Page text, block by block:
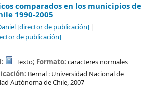
comparados en los municipios de
1990-2005
[director de publicación]
de publicación]
Texto; Formato: caracteres normales
Bernal : Universidad Nacional de
Autónoma de Chile,2007